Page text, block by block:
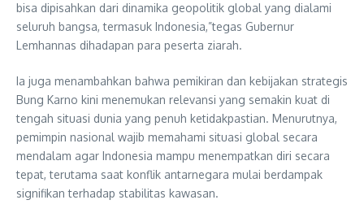
bisa dipisahkan dari dinamika geopolitik global yang dialami
seluruh bangsa, termasuk Indonesia,”tegas Gubernur
Lemhannas dihadapan para peserta ziarah.
Ia juga menambahkan bahwa pemikiran dan kebijakan strategis
Bung Karno kini menemukan relevansi yang semakin kuat di
tengah situasi dunia yang penuh ketidakpastian. Menurutnya,
pemimpin nasional wajib memahami situasi global secara
mendalam agar Indonesia mampu menempatkan diri secara
tepat, terutama saat konflik antarnegara mulai berdampak
signifikan terhadap stabilitas kawasan.